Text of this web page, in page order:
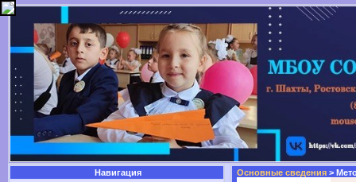
Навигация Основные сведения >